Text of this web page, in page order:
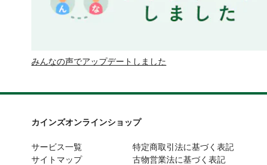
みんなの声でアップデートしました
カインズオンラインショップ
サービス一覧
サイトマップ
特定商取引法に基づく表記
古物営業法に基づく表記